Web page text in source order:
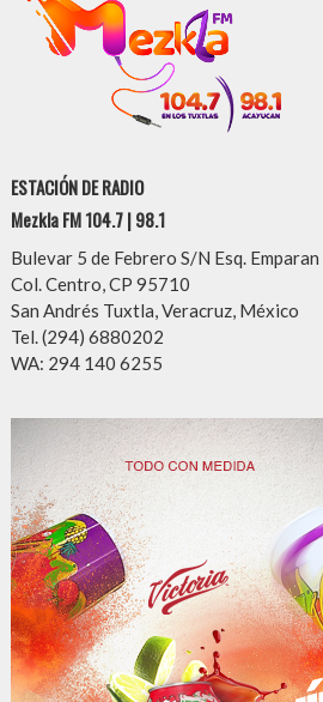
ESTACIÓN DE RADIO
Mezkla FM 104.7 | 98.1
Bulevar 5 de Febrero S/N Esq. Emparan
Col. Centro, CP 95710
San Andrés Tuxtla, Veracruz, México
Tel. (294) 6880202
WA: 294 140 6255